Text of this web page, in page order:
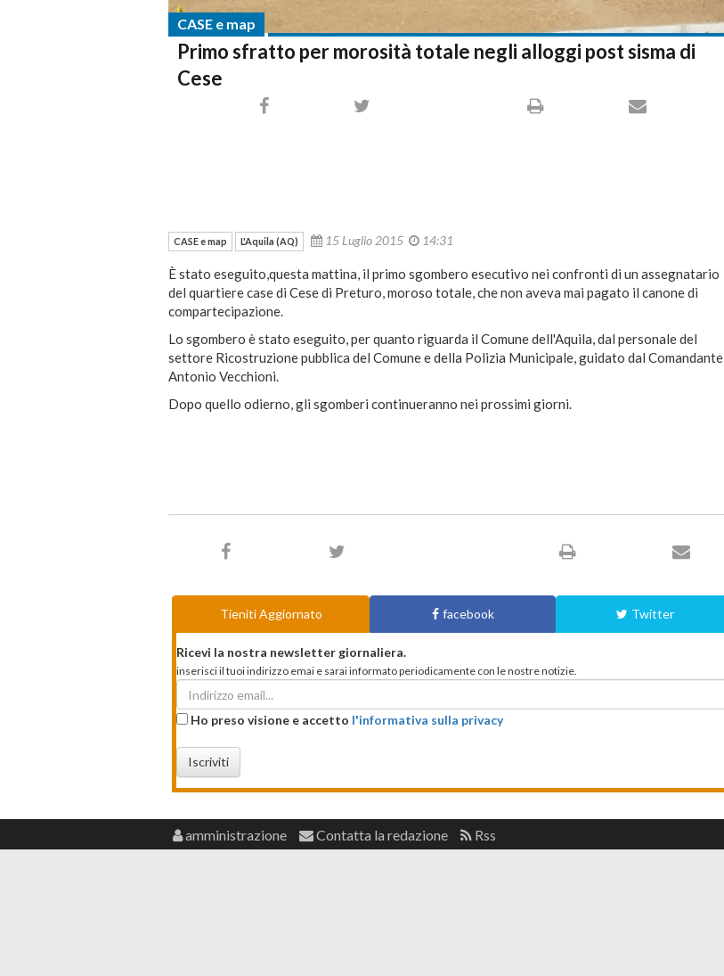
CASE e map
Primo sfratto per morosità totale negli alloggi post sisma di
Cese
CASE e map L'Aquila (AQ) 15 Luglio 2015 14:31
È stato eseguito,questa mattina, il primo sgombero esecutivo nei confronti di un assegnatario
del quartiere case di Cese di Preturo, moroso totale, che non aveva mai pagato il canone di
compartecipazione.
Lo sgombero è stato eseguito, per quanto riguarda il Comune dell'Aquila, dal personale del
settore Ricostruzione pubblica del Comune e della Polizia Municipale, guidato dal Comandante
Antonio Vecchioni.
Dopo quello odierno, gli sgomberi continueranno nei prossimi giorni.
Tieniti Aggiornato facebook Twitter
Ricevi la nostra newsletter giornaliera.
inserisci il tuoi indirizzo emai e sarai informato periodicamente con le nostre notizie.
Ho preso visione e accetto l'informativa sulla privacy
Iscriviti
amministrazione Contatta la redazione Rss